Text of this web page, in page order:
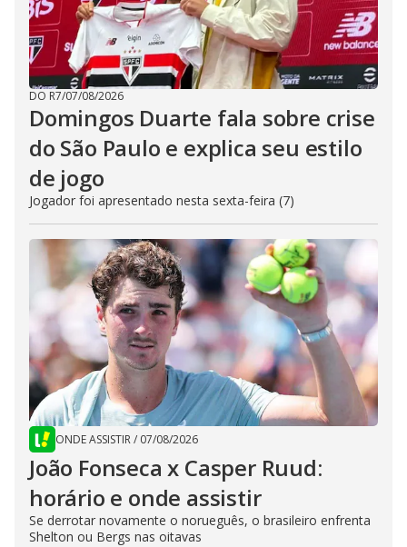
DO R7/07/08/2026
Domingos Duarte fala sobre crise
do São Paulo e explica seu estilo
de jogo
Jogador foi apresentado nesta sexta-feira (7)
ONDE ASSISTIR/ 07/08/2026
João Fonseca x Casper Ruud:
horário e onde assistir
Se derrotar novamente o norueguês, o brasileiro enfrenta
Shelton ou Bergs nas oitavas